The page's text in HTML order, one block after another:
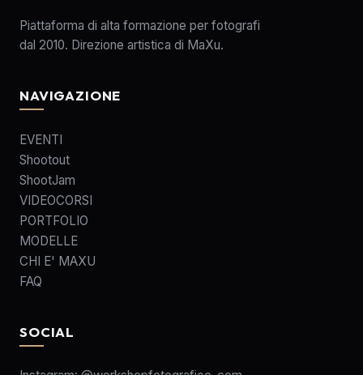
Piattaforma di alta formazione per fotografi
dal 2010. Direzione artistica di MaXu.
NAVIGAZIONE
EVENTI
Shootout
ShootJam
VIDEOCORSI
PORTFOLIO
MODELLE
CHI E' MAXU
FAQ
SOCIAL